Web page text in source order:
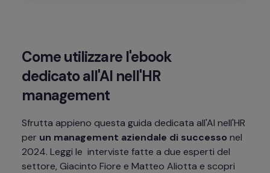
Come utilizzare l'ebook
dedicato all'AI nell'HR
management
Sfrutta appieno questa guida dedicata all'AI nell'HR
per un management aziendale di successo nel
2024. Leggi le  interviste fatte a due esperti del
settore, Giacinto Fiore e Matteo Aliotta e scopri